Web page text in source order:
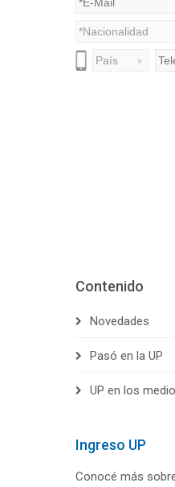
Contenido
Novedades
Pasó en la UP
UP en los
Ingreso UP
Conocé más